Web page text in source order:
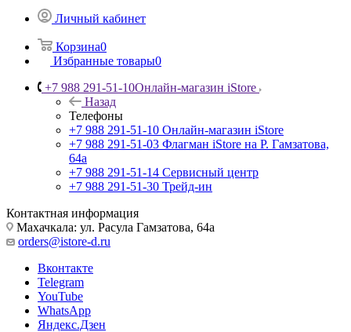
Личный кабинет
Корзина0
Избранные товары0
+7 988 291-51-10Онлайн-магазин iStore
Назад
Телефоны
+7 988 291-51-10 Онлайн-магазин iStore
+7 988 291-51-03 Флагман iStore на Р. Гамзатова,
64а
+7 988 291-51-14 Сервисный центр
+7 988 291-51-30 Трейд-ин
Контактная информация
Махачкала: ул. Расула Гамзатова, 64а
orders@istore-d.ru
Вконтакте
Telegram
YouTube
WhatsApp
Яндекс.Дзен